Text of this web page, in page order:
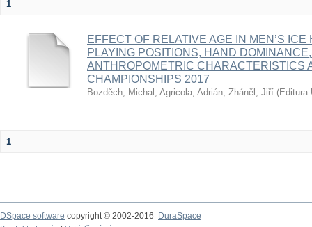
1
EFFECT OF RELATIVE AGE IN MEN’S
PLAYING POSITIONS, HAND
ANTHROPOMETRIC CHARACTERISTICS
CHAMPIONSHIPS 2017
Bozděch, Michal ; Agricola, Adrián; Zháněl, Jiří (Editura
1
DSpace software copyright © 2002-2016
DuraSpace